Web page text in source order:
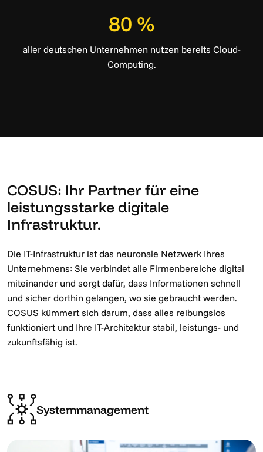
80 %
aller deutschen Unternehmen nutzen bereits Cloud-
Computing.
COSUS: Ihr Partner für eine
leistungsstarke digitale
Infrastruktur.
Die IT-Infrastruktur ist das neuronale Netzwerk Ihres
Unternehmens: Sie verbindet alle Firmenbereiche digital
miteinander und sorgt dafür, dass Informationen schnell
und sicher dorthin gelangen, wo sie gebraucht werden.
COSUS kümmert sich darum, dass alles reibungslos
funktioniert und Ihre IT-Architektur stabil, leistungs- und
zukunftsfähig ist.
Systemmanagement